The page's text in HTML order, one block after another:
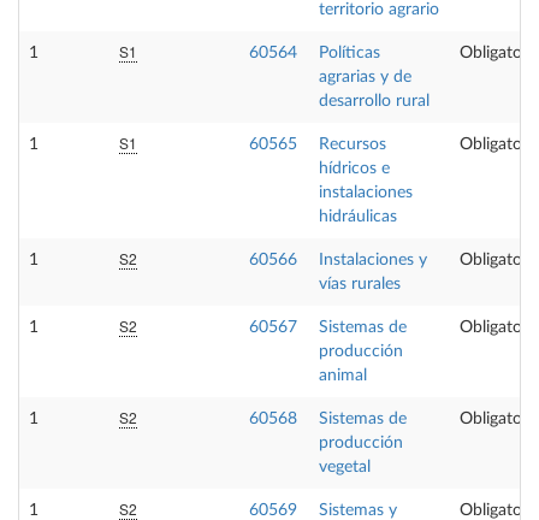
territorio agrario
1 S1 60564
Políticas
agrarias y de
desarrollo rural
Obligatoria
1 S1 60565
Recursos
hídricos e
instalaciones
hidráulicas
Obligatoria
1 S2 60566
Instalaciones y
vías rurales
Obligatoria
1 S2 60567
Sistemas de
producción
animal
Obligatoria
1 S2 60568
Sistemas de
producción
vegetal
Obligatoria
1 S2 60569
Sistemas y
Obligatoria